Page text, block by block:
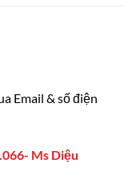
Email & số điện
Ms Diệu